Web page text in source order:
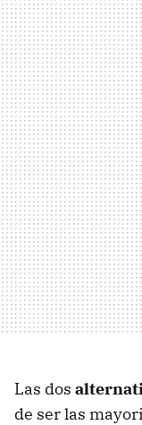
Las dos
de ser las